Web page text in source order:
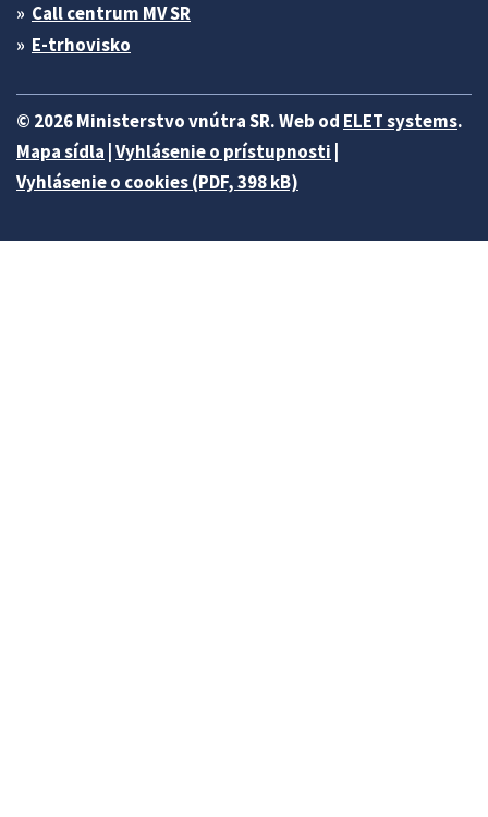
Call centrum MV SR
E-trhovisko
© 2026 Ministerstvo vnútra SR. Web od ELET systems.
Mapa sídla Vyhlásenie o prístupnosti
Vyhlásenie o cookies (PDF, 398 kB)